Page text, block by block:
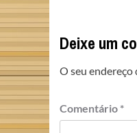
Deixe um
O seu endereço
Comentário *